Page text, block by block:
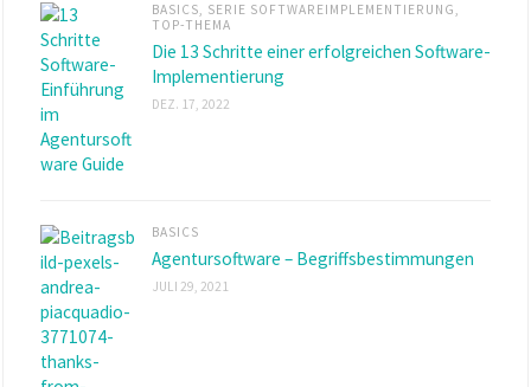
BASICS, SERIE SOFTWAREIMPLEMENTIERUNG ,
TOP-THEMA
Die 13 Schritte einer erfolgreichen Software-
Implementierung
DEZ. 17, 2022
BASICS
Agentursoftware – Begriffsbestimmungen
JULI 29, 2021